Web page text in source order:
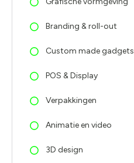
Branding & roll-out
Custom made gadgets
POS & Display
Verpakkingen
Animatie en video
3D design